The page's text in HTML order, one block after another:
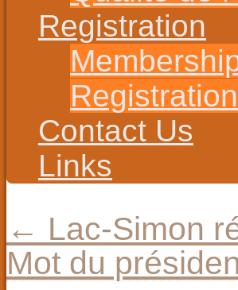
Registration
Contact Us
Links
← Lac-Simon
Mot du